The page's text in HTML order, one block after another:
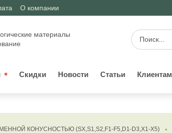
О компании
материалы
Скидки Новости Статьи Клиентам
КОНУСНОСТЬЮ (SX,S1,S2,F1-F5,D1-D3,X1-X5)